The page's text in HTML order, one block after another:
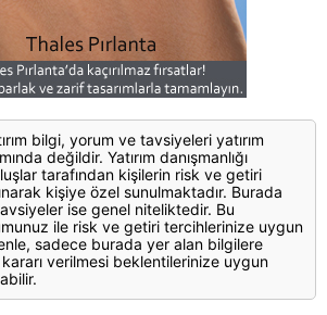
bilgi, yorum ve tavsiyeleri yatırım
değildir. Yatırım danışmanlığı
tarafından kişilerin risk ve getiri
kişiye özel sunulmaktadır. Burada
ise genel niteliktedir. Bu
ile risk ve getiri tercihlerinize uygun
sadece burada yer alan bilgilere
kararı verilmesi beklentilerinize uygun